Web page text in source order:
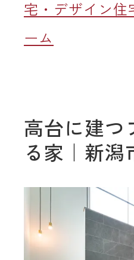
宅・デザイン住
ーム
高台に建つ
る家｜新潟